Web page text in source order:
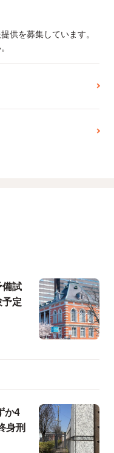
供を募集しています。
試
定
か4
身刑